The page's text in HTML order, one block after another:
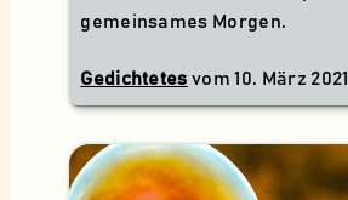
gemeinsames Morgen.
Gedichtetes vom10. März 2021